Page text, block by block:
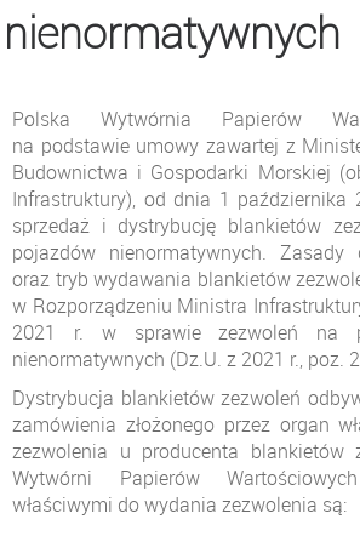
nienormatywnych
Polska Wytwórnia Papierów
na podstawie umowy zawartej z
Budownictwa i Gospodarki Morskiej
Infrastruktury), od dnia 1 października
sprzedaż i dystrybucję blankietów
pojazdów nienormatywnych. Zasady
oraz tryb wydawania blankietów
w Rozporządzeniu Ministra
2021 r. w sprawie zezwoleń na
nienormatywnych (Dz.U. z 2021 r., poz.
Dystrybucja blankietów zezwoleń
zamówienia złożonego przez organ
zezwolenia u producenta blankietów
Wytwórni Papierów
właściwymi do wydania zezwolenia są: